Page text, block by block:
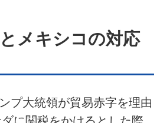
メキシコの対応
プ大統領が貿易赤字を理由